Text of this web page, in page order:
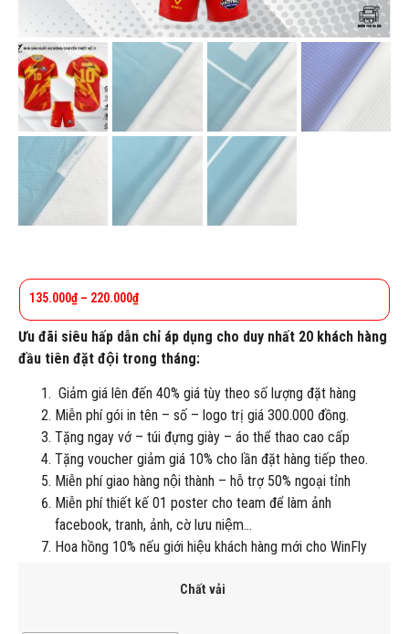
135.000₫ – 220.000₫
Ưu đãi siêu hấp dẫn chỉ áp dụng cho duy nhất 20 khách hàng
đầu tiên đặt đội trong tháng:
Giảm giá lên đến 40% giá tùy theo số lượng đặt hàng
Miễn phí gói in tên – số – logo trị giá 300.000 đồng.
Tặng ngay vớ – túi đựng giày – áo thể thao cao cấp
Tặng voucher giảm giá 10% cho lần đặt hàng tiếp theo.
Miễn phí giao hàng nội thành – hỗ trợ 50% ngoại tỉnh
Miễn phí thiết kế 01 poster cho team để làm ảnh
facebook, tranh, ảnh, cờ lưu niệm…
Hoa hồng 10% nếu giới hiệu khách hàng mới cho WinFly
Chất vải